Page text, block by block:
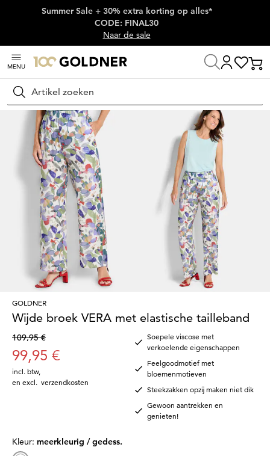
Skip naar hoofdinhoud
Summer Sale + 30% extra korting op alles*
CODE: FINAL30
Naar de sale
MENU
Zoeken
Thuis Damesmode
GOLDNER
Wijde broek VERA met elastische tailleband
109,95 €
99,95 €
incl. btw,
en excl. verzendkosten
Soepele viscose met
verkoelende eigenschappen
Feelgoodmotief met
bloemenmotieven
Steekzakken opzij maken niet dik
Gewoon aantrekken en
genieten!
Kleur: meerkleurig / gedess.